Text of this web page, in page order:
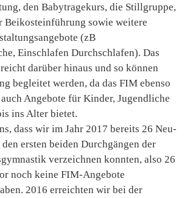
den Babytragekurs, die Stillgruppe,
Beikosteinführung sowie weitere
(zB
Einschlafen Durchschlafen). Das
darüber hinaus und so können
begleitet werden, da das FIM ebenso
Angebote für Kinder, Jugendliche
ins Alter bietet.
dass wir im Jahr 2017 bereits 26 Neu-
ersten beiden Durchgängen der
verzeichnen konnten, also 26
noch keine FIM-Angebote
2016 erreichten wir bei der